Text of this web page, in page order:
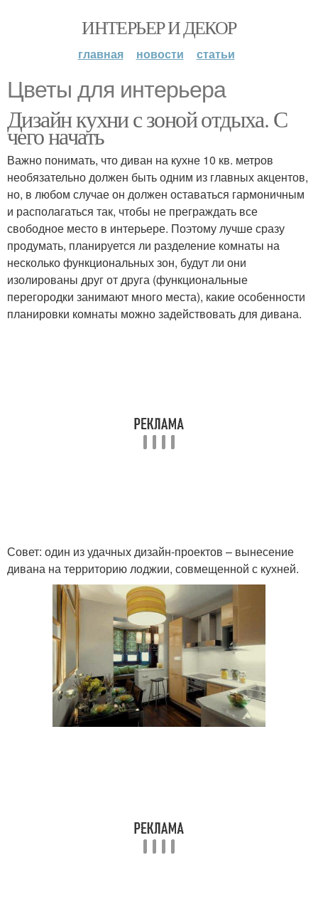
ИНТЕРЬЕР И ДЕКОР
главная новости статьи
Цветы для интерьера
Дизайн кухни с зоной отдыха. С
чего начать
Важно понимать, что диван на кухне 10 кв. метров
необязательно должен быть одним из главных акцентов,
но, в любом случае он должен оставаться гармоничным
и располагаться так, чтобы не преграждать все
свободное место в интерьере. Поэтому лучше сразу
продумать, планируется ли разделение комнаты на
несколько функциональных зон, будут ли они
изолированы друг от друга (функциональные
перегородки занимают много места), какие особенности
планировки комнаты можно задействовать для дивана.
Совет: один из удачных дизайн-проектов – вынесение
дивана на территорию лоджии, совмещенной с кухней.